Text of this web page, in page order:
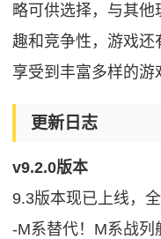
略可供选择，与其
趣和竞争性，游戏
享受到丰富多样的游
更新日志
v9.2.0版本
9.3版本现已上线，
-M系替代！M系战列